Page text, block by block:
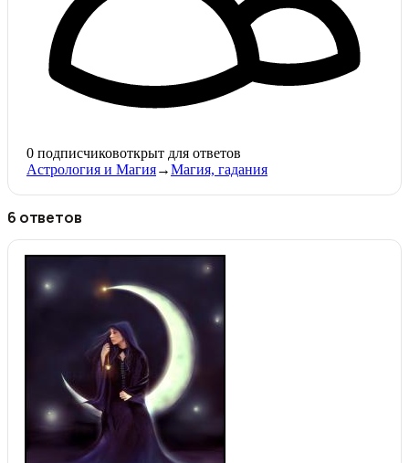
0 подписчиковоткрыт для ответов
Астрология и Магия→Магия, гадания
6 ответов